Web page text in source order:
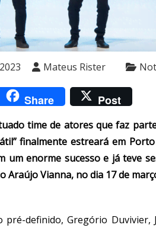
Mateus Rister
Share Post
time de atores que faz
finalmente estreará em
um enorme sucesso e já teve
Araújo Vianna, no dia 17 de
definido, Gregório Duvivier,